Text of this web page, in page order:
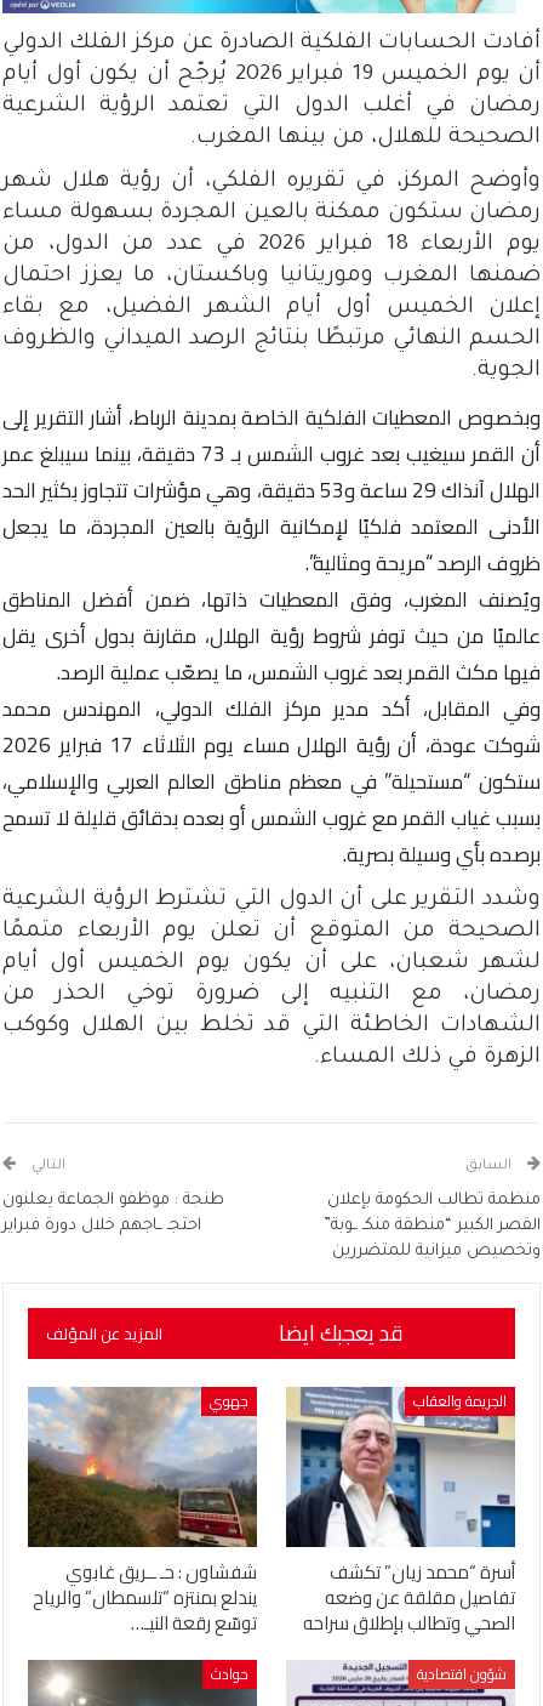
أفادت الحسابات الفلكية الصادرة عن مركز الفلك الدولي
أن يوم الخميس 19 فبراير 2026 يُرجّح أن يكون أول أيام
رمضان في أغلب الدول التي تعتمد الرؤية الشرعية
الصحيحة للهلال، من بينها المغرب.
وأوضح المركز، في تقريره الفلكي، أن رؤية هلال شهر
رمضان ستكون ممكنة بالعين المجردة بسهولة مساء
يوم الأربعاء 18 فبراير 2026 في عدد من الدول، من
ضمنها المغرب وموريتانيا وباكستان، ما يعزز احتمال
إعلان الخميس أول أيام الشهر الفضيل، مع بقاء
الحسم النهائي مرتبطًا بنتائج الرصد الميداني والظروف
الجوية.
وبخصوص المعطيات الفلكية الخاصة بمدينة الرباط، أشار التقرير إلى
أن القمر سيغيب بعد غروب الشمس بـ 73 دقيقة، بينما سيبلغ عمر
الهلال آنذاك 29 ساعة و53 دقيقة، وهي مؤشرات تتجاوز بكثير الحد
الأدنى المعتمد فلكيًا لإمكانية الرؤية بالعين المجردة، ما يجعل
ظروف الرصد “مريحة ومثالية”.
ويُصنف المغرب، وفق المعطيات ذاتها، ضمن أفضل المناطق
عالميًا من حيث توفر شروط رؤية الهلال، مقارنة بدول أخرى يقل
فيها مكث القمر بعد غروب الشمس، ما يصعّب عملية الرصد.
وفي المقابل، أكد مدير مركز الفلك الدولي، المهندس محمد
شوكت عودة، أن رؤية الهلال مساء يوم الثلاثاء 17 فبراير 2026
ستكون “مستحيلة” في معظم مناطق العالم العربي والإسلامي،
بسبب غياب القمر مع غروب الشمس أو بعده بدقائق قليلة لا تسمح
برصده بأي وسيلة بصرية.
وشدد التقرير على أن الدول التي تشترط الرؤية الشرعية
الصحيحة من المتوقع أن تعلن يوم الأربعاء متممًا
لشهر شعبان، على أن يكون يوم الخميس أول أيام
رمضان، مع التنبيه إلى ضرورة توخي الحذر من
الشهادات الخاطئة التي قد تخلط بين الهلال وكوكب
الزهرة في ذلك المساء.
السابق
منظمة تطالب الحكومة بإعلان
القصر الكبير “منطقة منكـ ــوبة”
وتخصيص ميزانية للمتضررين
التالي
طنجة : موظفو الجماعة يعلنون
احتجـ ــاجهم خلال دورة فبراير
قد يعجبك ايضا المزيد عن المؤلف
الجريمة والعقاب
أسرة “محمد زيان” تكشف
تفاصيل مقلقة عن وضعه
الصحي وتطالب بإطلاق سراحه
جهوي
شفشاون : حـ ــريق غابوي
يندلع بمنتزه “تلسمطان” والرياح
توسّع رقعة النيـ…
شؤون اقتصادية حوادث